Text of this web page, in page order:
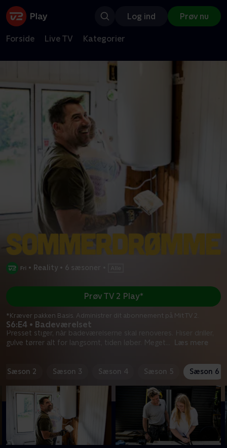
Log ind Prøv nu
Forside Live TV Kategorier
• Reality • 6 sæsoner
S6:E4 • Badeværelset
Presset stiger, når badeværelserne skal renoveres. Fliser driller,
gulve tørrer alt for langsomt, tiden løber. Meget
Læs mere
Prøv TV 2 Play*
*Kræver pakken Basis. Administrer dit abonnement på Mit TV 2.
Sæson 2 Sæson 3 Sæson 4 Sæson 5 Sæson 6